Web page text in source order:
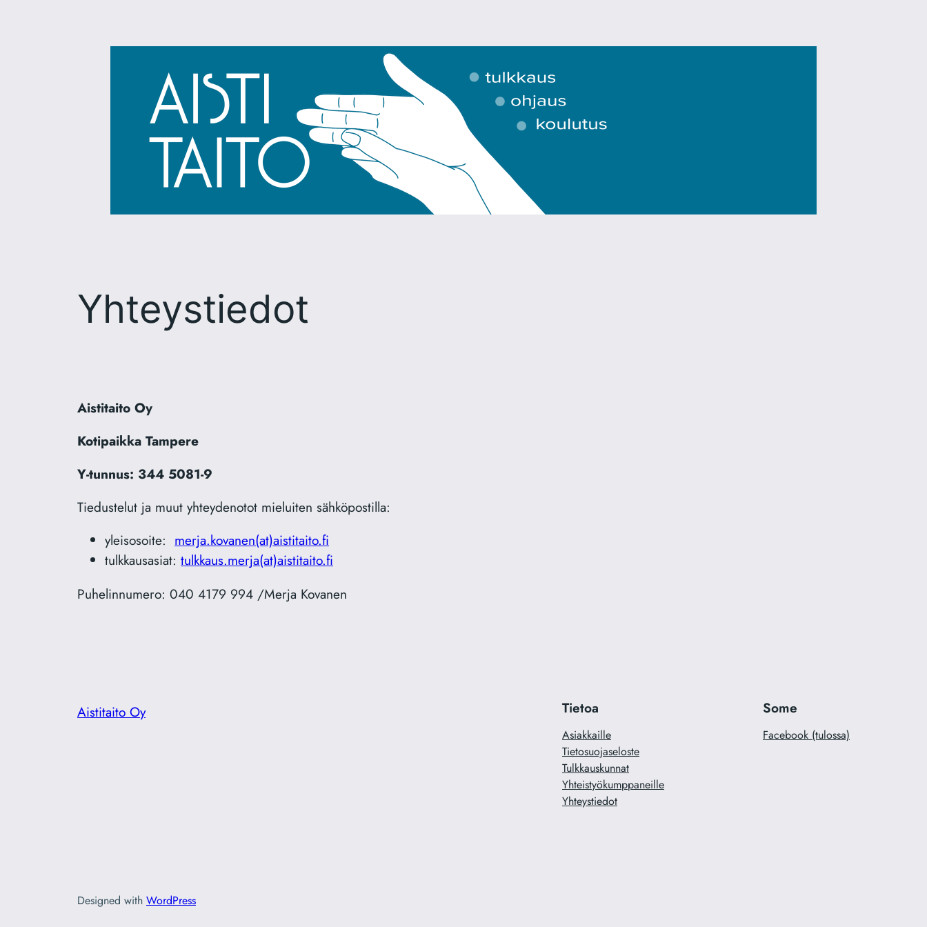
Yhteystiedot
Aistitaito Oy
Kotipaikka Tampere
Y-tunnus: 344 5081-9
Tiedustelut ja muut yhteydenotot mieluiten sähköpostilla:
yleisosoite: merja.kovanen(at)aistitaito.fi
tulkkausasiat: tulkkaus.merja(at)aistitaito.fi
Puhelinnumero: 040 4179 994 /Merja Kovanen
Aistitaito Oy Tietoa
Asiakkaille
Tietosuojaseloste
Tulkkauskunnat
Yhteistyökumppaneille
Yhteystiedot
Some
Facebook (tulossa)
Designed with WordPress